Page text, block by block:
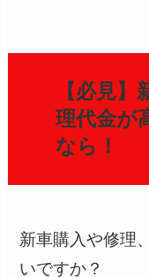
【必見
理代金が
なら！
新車購入や修理
いですか？